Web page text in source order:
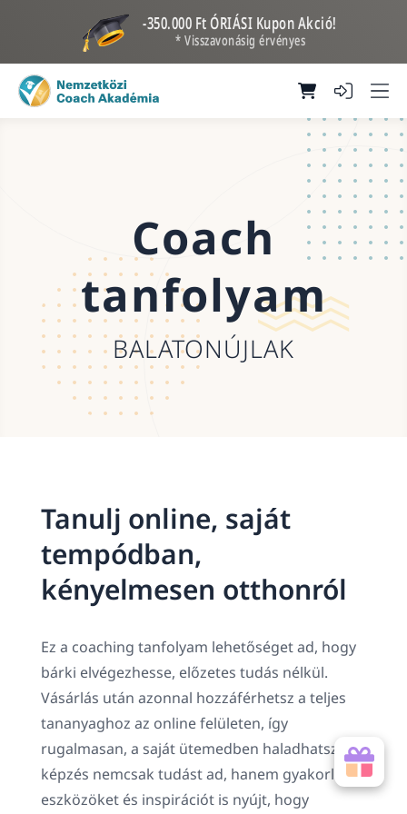
-350.000 Ft ÓRIÁSI Kupon Akció!
* Visszavonásig érvényes
Coach
tanfolyam
BALATONÚJLAK
Tanulj online, saját
tempódban,
kényelmesen otthonról
Ez a coaching tanfolyam lehetőséget ad, hogy
bárki elvégezhesse, előzetes tudás nélkül.
Vásárlás után azonnal hozzáférhetsz a teljes
tananyaghoz az online felületen, így
rugalmasan, a saját ütemedben haladhatsz. A
képzés nemcsak tudást ad, hanem gyakorlati
eszközöket és inspirációt is nyújt, hogy